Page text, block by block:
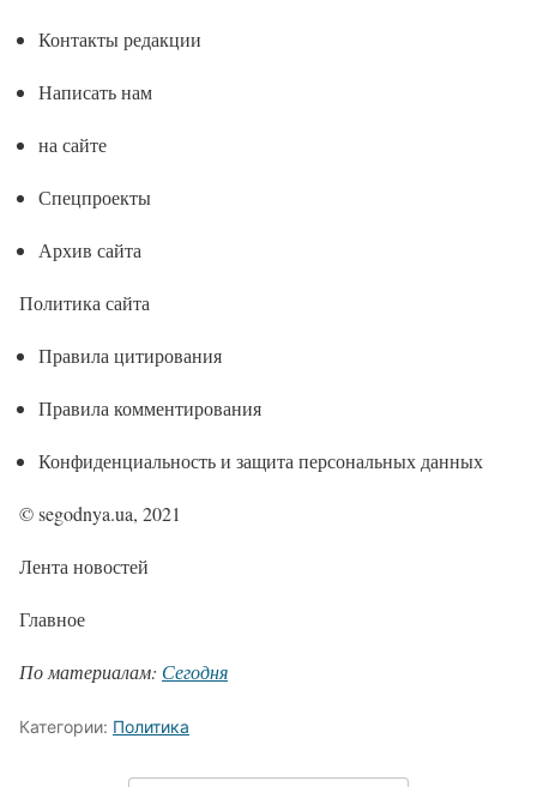
Контакты редакции
Написать нам
на сайте
Спецпроекты
Архив сайта
Политика сайта
Правила цитирования
Правила комментирования
Конфиденциальность и защита персональных данных
© segodnya.ua, 2021
Лента новостей
Главное
По материалам: Сегодня
Категории: Политика